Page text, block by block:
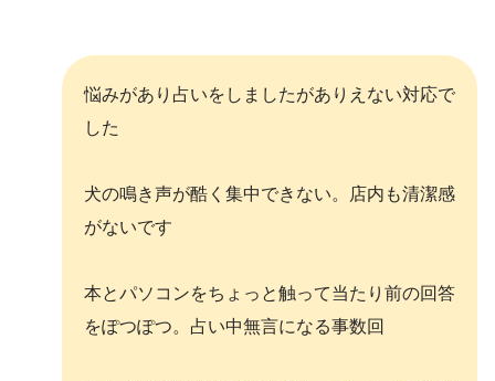
悩みがあり占いをしましたがありえない対応で
した
犬の鳴き声が酷く集中できない。店内も清潔感
がないです
本とパソコンをちょっと触って当たり前の回答
をぽつぽつ。占い中無言になる事数回